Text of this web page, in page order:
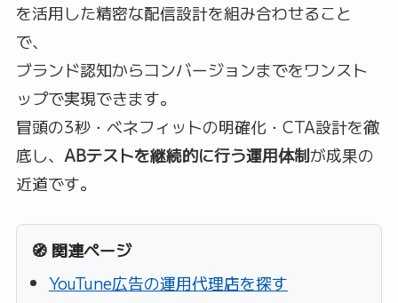
を活用した精密な配信設計を組み合わせること
で、
ブランド認知からコンバージョンまでをワンスト
ップで実現できます。
冒頭の3秒・ベネフィットの明確化・CTA設計を徹
底し、 ABテストを継続的に行う運用体制が成果の
近道です。
🧭 関連ページ
YouTune広告の運用代理店を探す